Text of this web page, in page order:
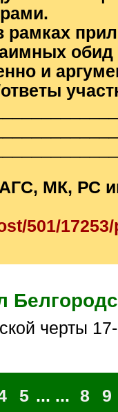
рамках
обид
и
МК, РС
501/
черты
5 ... ... 8
9